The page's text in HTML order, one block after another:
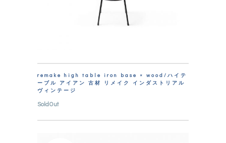
remake high table iron base × wood/ハイテ
ーブル アイアン 古材 リメイク インダストリアル
ヴィンテージ
SoldOut